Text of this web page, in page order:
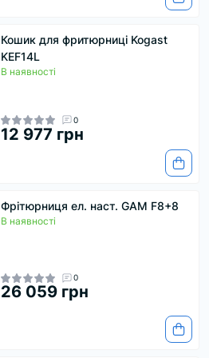
Кошик для фритюрниці Kogast
KEF14L
В наявності
0
12 977 грн
Фрітюрниця ел. наст. GAM F8+8
В наявності
0
26 059 грн